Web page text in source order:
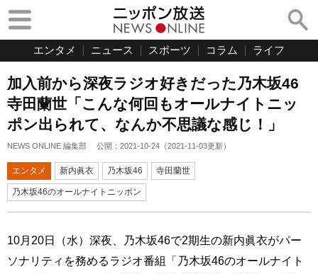
エンタメ ニュース スポーツ コラム ライフ
加入前から深夜ラジオ好きだった乃木坂46
寺田蘭世「こんな何回もオールナイトニッ
ポン出られて、なんか不思議な感じ！」
NEWS ONLINE 編集部 公開： 2021-10-24 （2021-11-03更新）
エンタメ 新内眞衣 乃木坂46 寺田蘭世
乃木坂46のオールナイトニッポン
10月20日（水）深夜、乃木坂46で2期生の新内眞衣がパー
ソナリティを務めるラジオ番組「乃木坂46のオールナイト